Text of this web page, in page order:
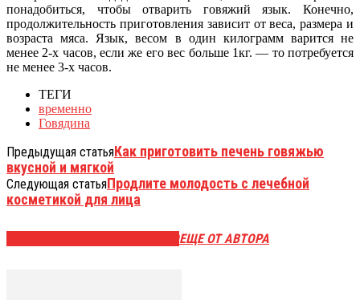
понадобиться, чтобы отварить говяжий язык. Конечно,
продолжительность приготовления зависит от веса, размера и
возраста мяса. Язык, весом в один килограмм варится не
менее 2-х часов, если же его вес больше 1кг. — то потребуется
не менее 3-х часов.
ТЕГИ
временно
Говядина
Предыдущая статьяКак приготовить печень говяжью
вкусной и мягкой
Следующая статьяПродлите молодость с лечебной
косметикой для лица
ЕЩЕ ОТ АВТОРА